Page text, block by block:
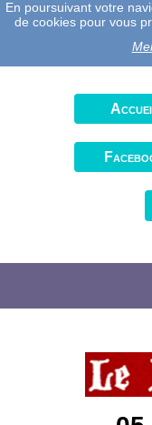
En poursuivant votre
de cookies pour vous